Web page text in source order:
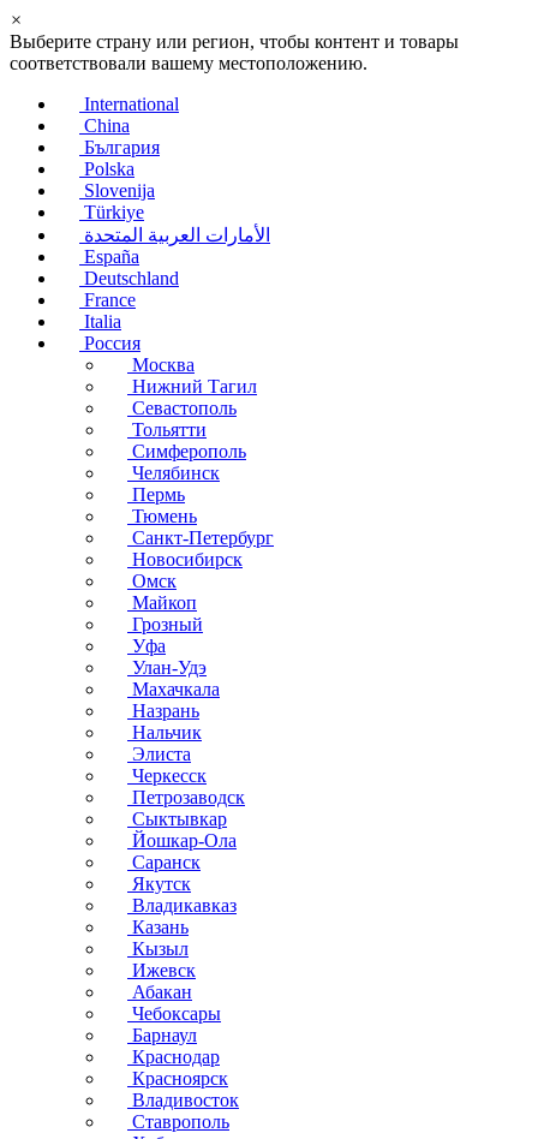
×
Выберите страну или регион, чтобы контент и товары
соответствовали вашему местоположению.
International
China
България
Polska
Slovenija
Türkiye
الأمارات العربية المتحدة
España
Deutschland
France
Italia
Россия
Москва
Нижний Тагил
Севастополь
Тольятти
Симферополь
Челябинск
Пермь
Тюмень
Санкт-Петербург
Новосибирск
Омск
Майкоп
Грозный
Уфа
Улан-Удэ
Махачкала
Назрань
Нальчик
Элиста
Черкесск
Петрозаводск
Сыктывкар
Йошкар-Ола
Саранск
Якутск
Владикавказ
Казань
Кызыл
Ижевск
Абакан
Чебоксары
Барнаул
Краснодар
Красноярск
Владивосток
Ставрополь